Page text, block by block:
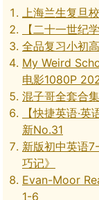
上海兰生复旦
【二十一世纪
全品复习小初
My Weird
电影1080P
混子哥全套合集
【快捷英语·
新No.31
新版初中英语
巧记》
Evan-Moor
1-6